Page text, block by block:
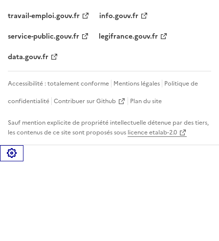
travail-emploi.gouv.fr
info.gouv.fr
service-public.gouv.fr
legifrance.gouv.fr
data.gouv.fr
Accessibilité : totalement conforme Mentions légales Politique de
confidentialité Contribuer sur Github Plan du site
Sauf mention explicite de propriété intellectuelle détenue par des tiers,
les contenus de ce site sont proposés sous licence etalab-2.0
Gérer les cookies